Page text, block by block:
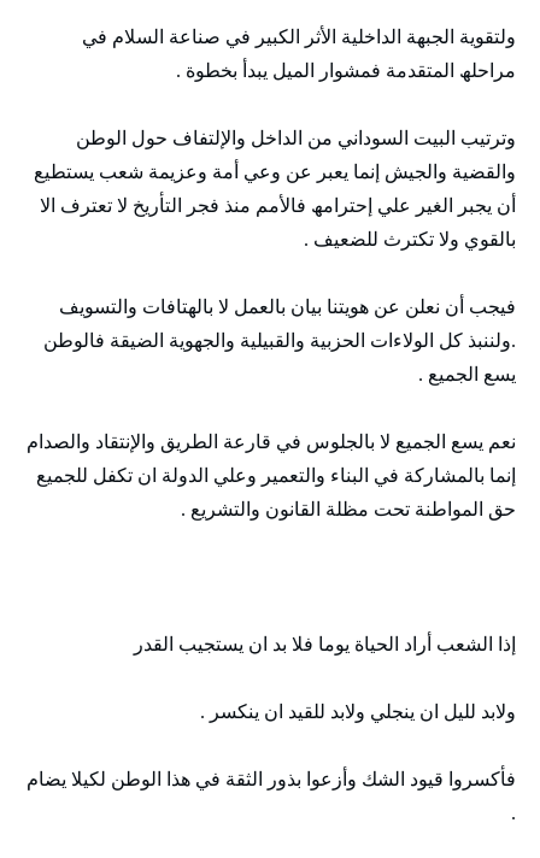
ولتقوية الجبھة الداخلية الأثر الكبير في صناعة السلام في
مراحلھ المتقدمة فمشوار الميل يبدأ بخطوة .
وترتيب البيت السوداني من الداخل والإلتفاف حول الوطن
والقضية والجيش إنما يعبر عن وعي أمة وعزيمة شعب يستطيع
أن يجبر الغير علي إحترامھ فالأمم منذ فجر التأريخ لا تعترف الا
بالقوي ولا تكترث للضعيف .
فيجب أن نعلن عن ھويتنا بيان بالعمل لا بالھتافات والتسويف
.ولننبذ كل الولاءات الحزبية والقبيلية والجھوية الضيقة فالوطن
يسع الجميع .
نعم يسع الجميع لا بالجلوس في قارعة الطريق والإنتقاد والصدام
إنما بالمشاركة في البناء والتعمير وعلي الدولة ان تكفل للجميع
حق المواطنة تحت مظلة القانون والتشريع .
إذا الشعب أراد الحياة يوما فلا بد ان يستجيب القدر
ولابد لليل ان ينجلي ولابد للقيد ان ينكسر .
فأكسروا قيود الشك وأزعوا بذور الثقة في ھذا الوطن لكيلا يضام
.